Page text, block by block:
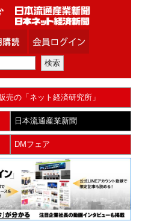
売の「ネット経済研究所」
日本流通産業新聞
DMフェア